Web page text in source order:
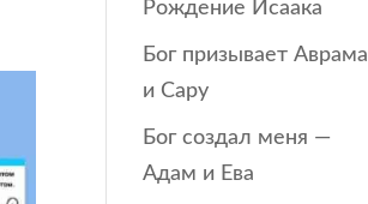
Рождение Исаака
Бог призывает Аврама
и Сару
Бог создал меня —
Адам и Ева